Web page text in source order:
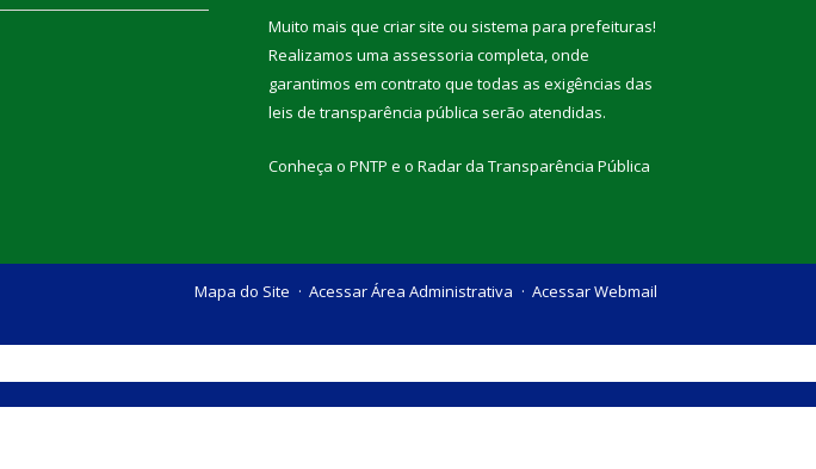
Muito mais que criar site ou sistema para prefeituras!
Realizamos uma assessoria completa, onde
garantimos em contrato que todas as exigências das
leis de transparência pública serão atendidas.
Conheça o PNTP e o Radar da Transparência Pública
Mapa do Site Acessar Área Administrativa Acessar Webmail